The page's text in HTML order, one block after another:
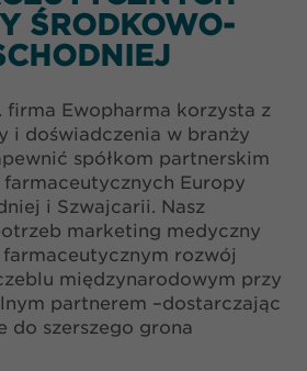
ŚRODKOWO-
firma Ewopharma korzysta z
i doświadczenia w branży
spółkom partnerskim
Europy
i Szwajcarii. Nasz
marketing medyczny
rozwój
międzynarodowym przy
partnerem –dostarczając
do szerszego grona